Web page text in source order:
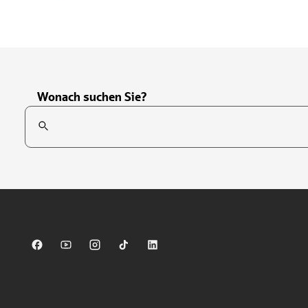
Wonach suchen Sie?
Suchfeld
Sparkasse auf Facebook
Sparkasse auf Youtube
Sparkasse auf Instagram
Sparkasse auf TikTok
Sparkasse auf LinkedIn